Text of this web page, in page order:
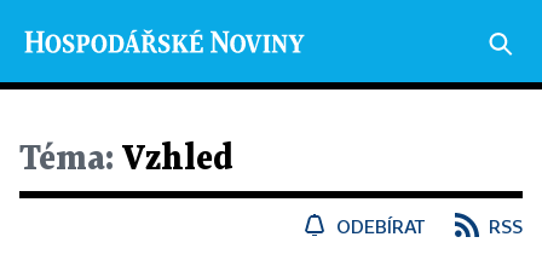
Téma: Vzhled
ODEBÍRAT RSS